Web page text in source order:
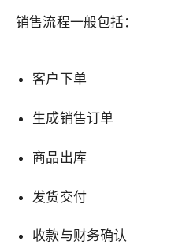
销售流程一般包括：
客户下单
生成销售订单
商品出库
发货交付
收款与财务确认